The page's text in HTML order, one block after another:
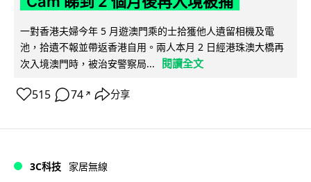
一對香港夫婦今年 5 月遊澳門乘的士拾獲他人遺留相機及電
池，拾遺不報並帶返香港自用。兩人本月 2 日經港珠澳大橋再
次入境澳門時，被治安警察局...
閱讀全文
515 74 ↗ 分享
3C科技 家居無線